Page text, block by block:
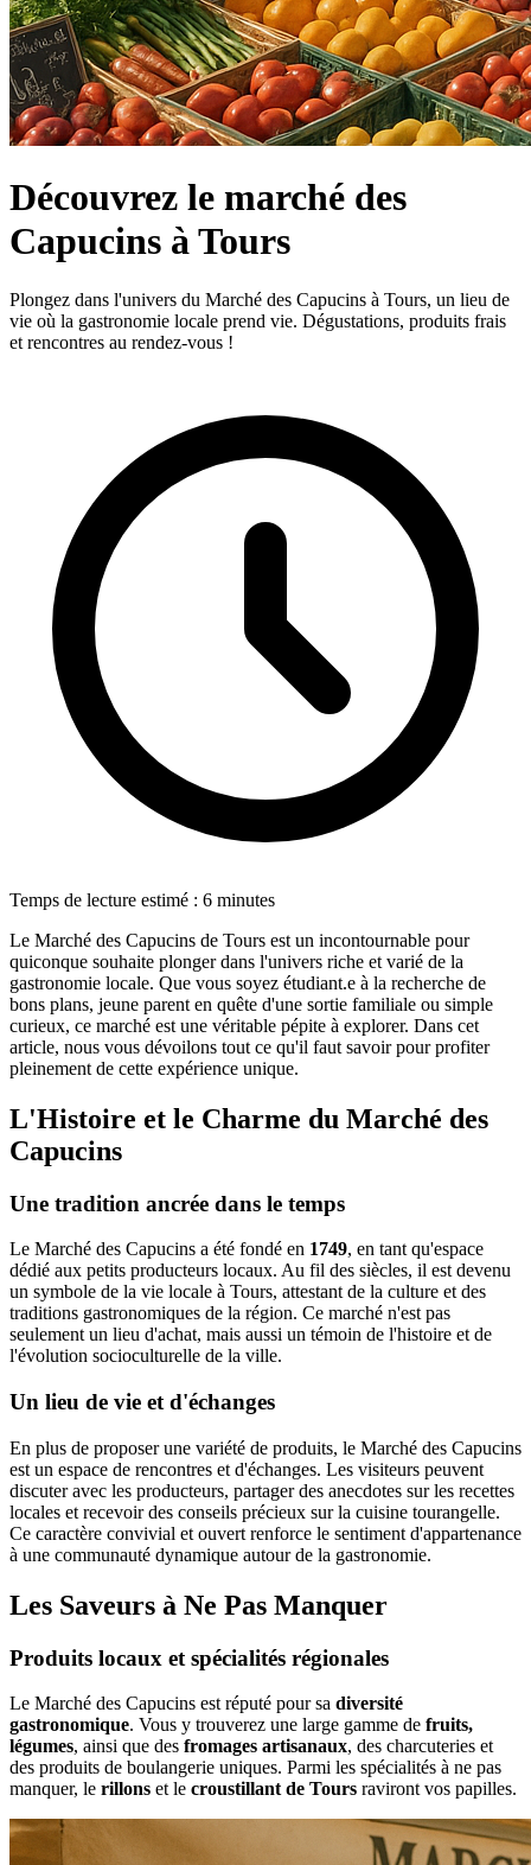
Découvrez le marché des
Capucins à Tours
Plongez dans l'univers du Marché des Capucins à Tours, un lieu de
vie où la gastronomie locale prend vie. Dégustations, produits frais
et rencontres au rendez-vous !
Temps de lecture estimé : 6 minutes
Le Marché des Capucins de Tours est un incontournable pour
quiconque souhaite plonger dans l'univers riche et varié de la
gastronomie locale. Que vous soyez étudiant.e à la recherche de
bons plans, jeune parent en quête d'une sortie familiale ou simple
curieux, ce marché est une véritable pépite à explorer. Dans cet
article, nous vous dévoilons tout ce qu'il faut savoir pour profiter
pleinement de cette expérience unique.
L'Histoire et le Charme du Marché des
Capucins
Une tradition ancrée dans le temps
Le Marché des Capucins a été fondé en 1749, en tant qu'espace
dédié aux petits producteurs locaux. Au fil des siècles, il est devenu
un symbole de la vie locale à Tours, attestant de la culture et des
traditions gastronomiques de la région. Ce marché n'est pas
seulement un lieu d'achat, mais aussi un témoin de l'histoire et de
l'évolution socioculturelle de la ville.
Un lieu de vie et d'échanges
En plus de proposer une variété de produits, le Marché des Capucins
est un espace de rencontres et d'échanges. Les visiteurs peuvent
discuter avec les producteurs, partager des anecdotes sur les recettes
locales et recevoir des conseils précieux sur la cuisine tourangelle.
Ce caractère convivial et ouvert renforce le sentiment d'appartenance
à une communauté dynamique autour de la gastronomie.
Les Saveurs à Ne Pas Manquer
Produits locaux et spécialités régionales
Le Marché des Capucins est réputé pour sa diversité
gastronomique. Vous y trouverez une large gamme de fruits,
légumes, ainsi que des fromages artisanaux, des charcuteries et
des produits de boulangerie uniques. Parmi les spécialités à ne pas
manquer, le rillons et le croustillant de Tours raviront vos papilles.